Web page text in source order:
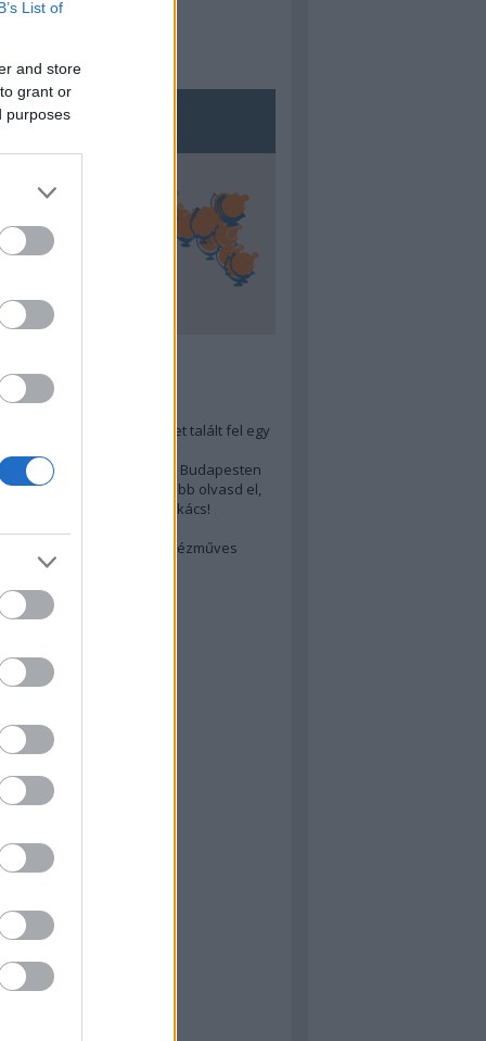
List of
and store
grant or
purposes
menő Budapest-térképet talált fel egy
legjobb (elérhető árú) ebéd Budapesten
akarsz lenni? Akkor előbb olvasd el,
erről egy magyar szakács!
rejtett kincsei: orosz kézműves
dor